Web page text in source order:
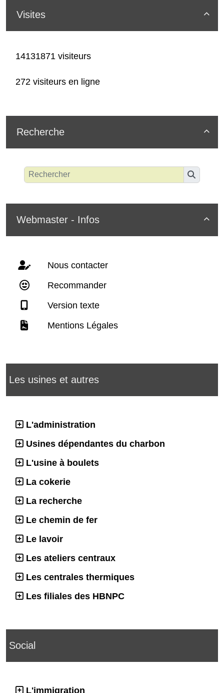

Visites
14131871 visiteurs
272 visiteurs en ligne

Recherche

Webmaster - Infos
Nous contacter
Recommander
Version texte
Mentions Légales
Les usines et autres
L'administration
Usines dépendantes du charbon
L'usine à boulets
La cokerie
La recherche
Le chemin de fer
Le lavoir
Les ateliers centraux
Les centrales thermiques
Les filiales des HBNPC
Social
L'immigration